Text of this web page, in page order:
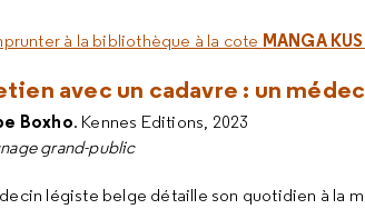
à la bibliothèque à la cote MANGA
avec un cadavre : un
Boxho. Kennes Editions, 2023
grand-public
légiste belge détaille son quotidien à la